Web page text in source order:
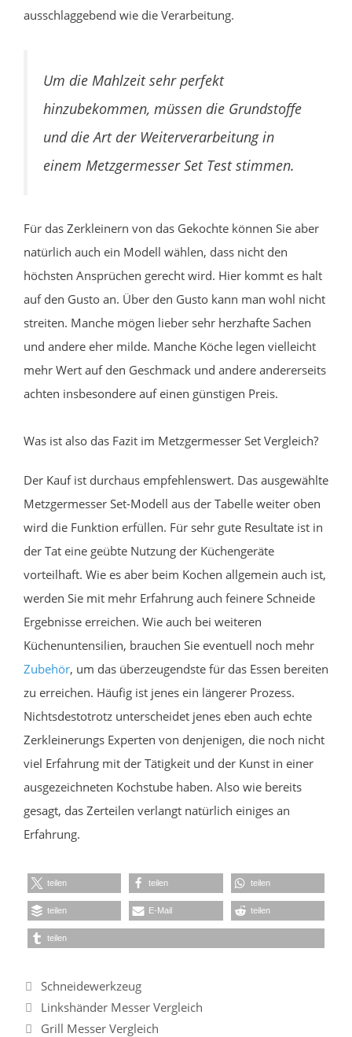
ausschlaggebend wie die Verarbeitung.
Um die Mahlzeit sehr perfekt
hinzubekommen, müssen die Grundstoffe
und die Art der Weiterverarbeitung in
einem Metzgermesser Set Test stimmen.
Für das Zerkleinern von das Gekochte können Sie aber
natürlich auch ein Modell wählen, dass nicht den
höchsten Ansprüchen gerecht wird. Hier kommt es halt
auf den Gusto an. Über den Gusto kann man wohl nicht
streiten. Manche mögen lieber sehr herzhafte Sachen
und andere eher milde. Manche Köche legen vielleicht
mehr Wert auf den Geschmack und andere andererseits
achten insbesondere auf einen günstigen Preis.
Was ist also das Fazit im Metzgermesser Set Vergleich?
Der Kauf ist durchaus empfehlenswert. Das ausgewählte
Metzgermesser Set-Modell aus der Tabelle weiter oben
wird die Funktion erfüllen. Für sehr gute Resultate ist in
der Tat eine geübte Nutzung der Küchengeräte
vorteilhaft. Wie es aber beim Kochen allgemein auch ist,
werden Sie mit mehr Erfahrung auch feinere Schneide
Ergebnisse erreichen. Wie auch bei weiteren
Küchenuntensilien, brauchen Sie eventuell noch mehr
Zubehör, um das überzeugendste für das Essen bereiten
zu erreichen. Häufig ist jenes ein längerer Prozess.
Nichtsdestotrotz unterscheidet jenes eben auch echte
Zerkleinerungs Experten von denjenigen, die noch nicht
viel Erfahrung mit der Tätigkeit und der Kunst in einer
ausgezeichneten Kochstube haben. Also wie bereits
gesagt, das Zerteilen verlangt natürlich einiges an
Erfahrung.
teilen teilen teilen
teilen E-Mail teilen
teilen
Kategorien
Schneidewerkzeug
Linkshänder Messer Vergleich
Grill Messer Vergleich